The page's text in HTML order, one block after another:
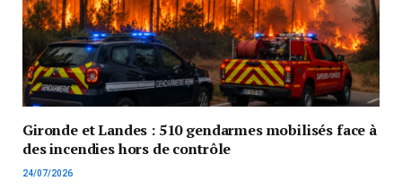
Gironde et Landes : 510 gendarmes mobilisés face à
des incendies hors de contrôle
24/07/2026